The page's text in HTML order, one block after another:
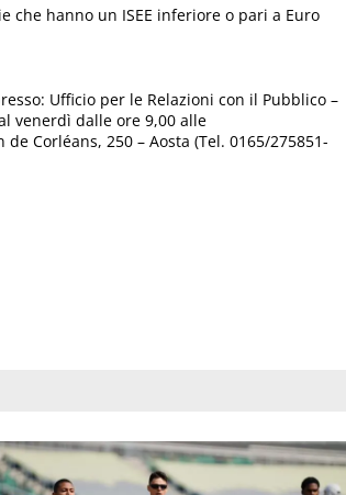
che hanno un ISEE inferiore o pari a Euro
Ufficio per le Relazioni con il Pubblico –
venerdì dalle ore 9,00 alle
Corléans, 250 – Aosta (Tel. 0165/275851-